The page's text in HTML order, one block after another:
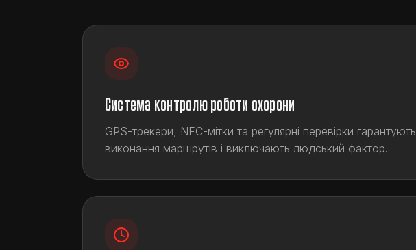
Система контролю роботи охорони
GPS-трекери, NFC-мітки та регулярні перевірки гарантують
виконання маршрутів і виключають людський фактор.